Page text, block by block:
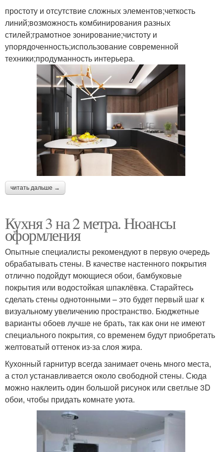
простоту и отсутствие сложных элементов;четкость
линий;возможность комбинирования разных
стилей;грамотное зонирование;чистоту и
упорядоченность;использование современной
техники;продуманность интерьера.
читать дальше →
Кухня 3 на 2 метра. Нюансы
оформления
Опытные специалисты рекомендуют в первую очередь
обрабатывать стены. В качестве настенного покрытия
отлично подойдут моющиеся обои, бамбуковые
покрытия или водостойкая шпаклёвка. Старайтесь
сделать стены однотонными – это будет первый шаг к
визуальному увеличению пространство. Бюджетные
варианты обоев лучше не брать, так как они не имеют
специального покрытия, со временем будут приобретать
желтоватый оттенок из-за слоя жира.
Кухонный гарнитур всегда занимает очень много места,
а стол устанавливается около свободной стены. Сюда
можно наклеить один большой рисунок или светлые 3D
обои, чтобы придать комнате уюта.